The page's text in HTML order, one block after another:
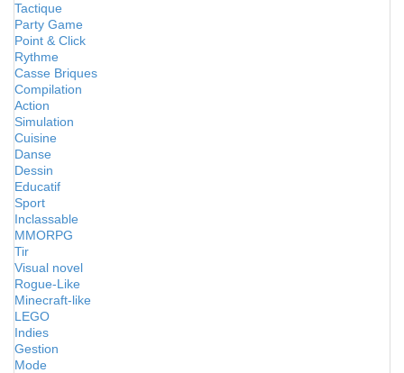
Tactique
Party Game
Point & Click
Rythme
Casse Briques
Compilation
Action
Simulation
Cuisine
Danse
Dessin
Educatif
Sport
Inclassable
MMORPG
Tir
Visual novel
Rogue-Like
Minecraft-like
LEGO
Indies
Gestion
Mode